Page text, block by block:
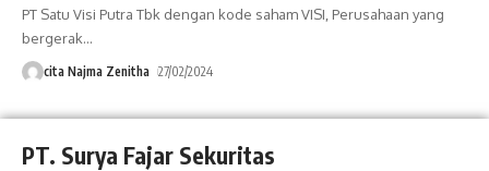
PT Satu Visi Putra Tbk dengan kode saham VISI, Perusahaan yang
bergerak…
cita Najma Zenitha 27/02/2024
PT. Surya Fajar Sekuritas